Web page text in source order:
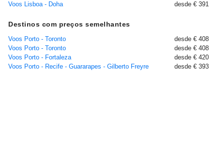
Voos Lisboa - Doha desde € 391
Destinos com preços semelhantes
Voos Porto - Toronto
desde € 408
Voos Porto - Toronto
desde € 408
Voos Porto - Fortaleza
desde € 420
Voos Porto - Recife - Guararapes - Gilberto Freyre
desde € 393